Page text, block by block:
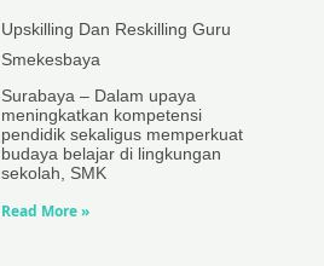
Upskilling Dan Reskilling Guru
Smekesbaya
Surabaya – Dalam upaya
meningkatkan kompetensi
pendidik sekaligus memperkuat
budaya belajar di lingkungan
sekolah, SMK
Read More »